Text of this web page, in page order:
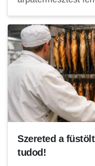
Szereted a
tudod!